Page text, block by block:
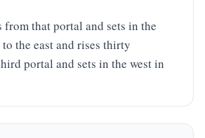
from that portal and sets in the
the east and rises thirty
portal and sets in the west in